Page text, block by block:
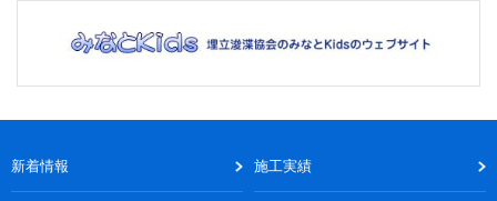
新着情報 施工実績